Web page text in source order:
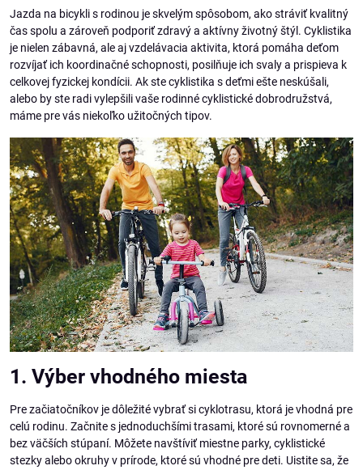
Jazda na bicykli s rodinou je skvelým spôsobom, ako stráviť kvalitný
čas spolu a zároveň podporiť zdravý a aktívny životný štýl. Cyklistika
je nielen zábavná, ale aj vzdelávacia aktivita, ktorá pomáha deťom
rozvíjať ich koordinačné schopnosti, posilňuje ich svaly a prispieva k
celkovej fyzickej kondícii. Ak ste cyklistika s deťmi ešte neskúšali,
alebo by ste radi vylepšili vaše rodinné cyklistické dobrodružstvá,
máme pre vás niekoľko užitočných tipov.
1. Výber vhodného miesta
Pre začiatočníkov je dôležité vybrať si cyklotrasu, ktorá je vhodná pre
celú rodinu. Začnite s jednoduchšími trasami, ktoré sú rovnomerné a
bez väčších stúpaní. Môžete navštíviť miestne parky, cyklistické
stezky alebo okruhy v prírode, ktoré sú vhodné pre deti. Uistite sa, že